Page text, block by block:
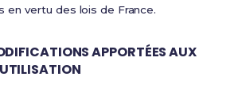
vertu des lois de France.
APPORTÉES AUX